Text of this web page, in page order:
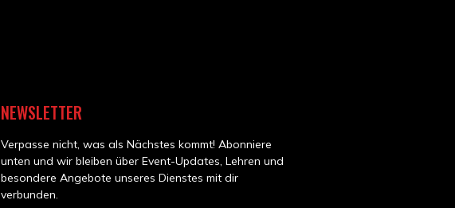
NEWSLETTER
Verpasse nicht,was als Nächstes kommt! Abonniere
unten und wir bleiben über Event-Updates, Lehren und
besondere Angebote unseres Dienstes mit dir
verbunden.